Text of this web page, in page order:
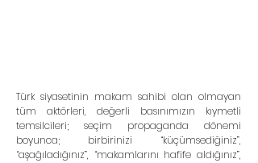
Türk siyasetinin makam sahibi olan olmayan
tüm aktörleri, değerli basınımızın kıymetli
temsilcileri; seçim propaganda dönemi
boyunca; birbirinizi “küçümsediğiniz”,
“aşağıladığınız”, “makamlarını hafife aldığınız”,